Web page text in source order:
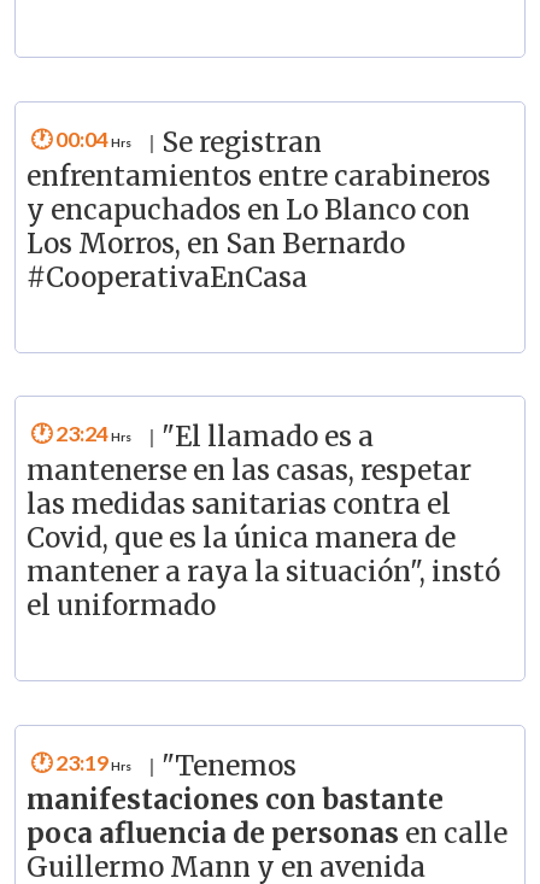
00:04
Se registran
enfrentamientos entre carabineros
y encapuchados en Lo Blanco con
Los Morros, en San Bernardo
#CooperativaEnCasa
23:24
"El llamado es a
mantenerse en las casas, respetar
las medidas sanitarias contra el
Covid, que es la única manera de
mantener a raya la situación", instó
el uniformado
23:19
"Tenemos
manifestaciones con bastante
poca afluencia de personas en calle
Guillermo Mann y en avenida